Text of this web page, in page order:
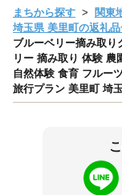
まちから探す 関東
埼玉県 美里町の返礼
ブルーベリー摘み取
リー 摘み取り 体験 農
自然体験 食育 フルー
旅行プラン 美里町 埼